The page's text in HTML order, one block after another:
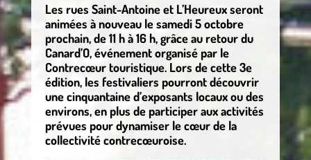
Les rues Saint-Antoine et L’Heureux seront
animées à nouveau le samedi 5 octobre
prochain, de 11 h à 16 h, grâce au retour du
Canard’O, événement organisé par le
Contrecœur touristique. Lors de cette 3e
édition, les festivaliers pourront découvrir
une cinquantaine d’exposants locaux ou des
environs, en plus de participer aux activités
prévues pour dynamiser le cœur de la
collectivité contrecœuroise.